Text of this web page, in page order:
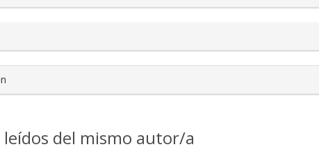
del mismo autor/a